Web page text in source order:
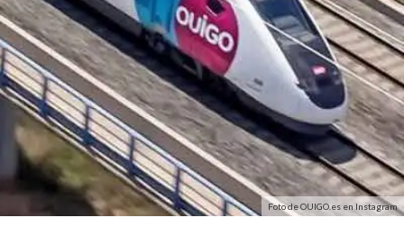
Foto de OUIGO.es en Instagram